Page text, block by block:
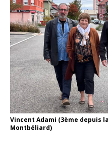
Vincent Adami (3ème depuis
Montbéliard)